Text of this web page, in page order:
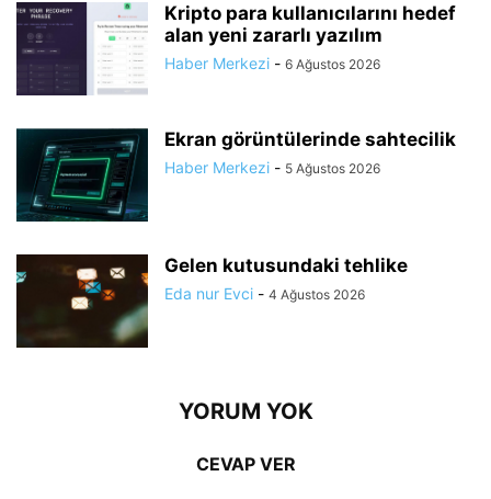
Kripto para kullanıcılarını hedef
alan yeni zararlı yazılım
Haber Merkezi - 6 Ağustos 2026
Ekran görüntülerinde sahtecilik
Haber Merkezi - 5 Ağustos 2026
Gelen kutusundaki tehlike
Eda nur Evci - 4 Ağustos 2026
YORUM YOK
CEVAP VER